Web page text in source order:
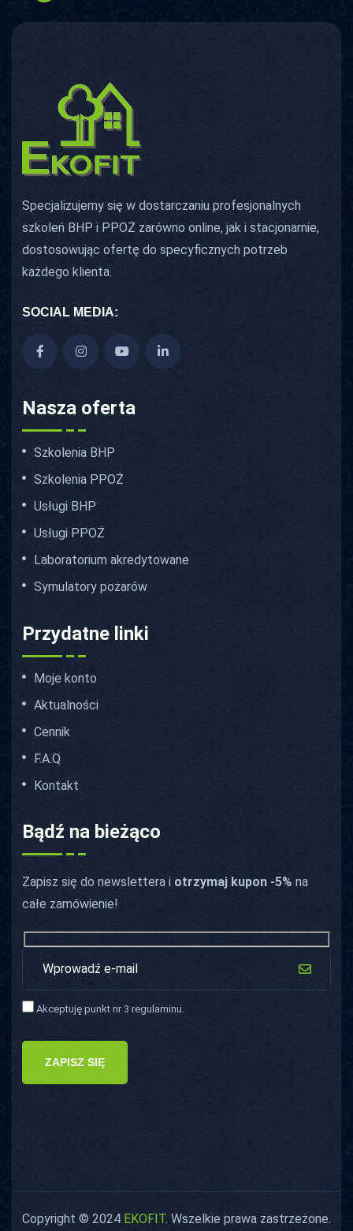
Specjalizujemy się w dostarczaniu profesjonalnych
szkoleń BHP i PPOŻ zarówno online, jak i stacjonarnie,
dostosowując ofertę do specyficznych potrzeb
każdego klienta.
SOCIAL MEDIA:
Nasza oferta
Szkolenia BHP
Szkolenia PPOŻ
Usługi BHP
Usługi PPOŻ
Laboratorium akredytowane
Symulatory pożarów
Przydatne linki
Moje konto
Aktualności
Cennik
F.A.Q
Kontakt
Bądź na bieżąco
Zapisz się do newslettera i otrzymaj kupon -5% na
całe zamówienie!
Akceptuję punkt nr 3 regulaminu.
ZAPISZ SIĘ
Copyright © 2024 EKOFIT. Wszelkie prawa zastrzeżone.